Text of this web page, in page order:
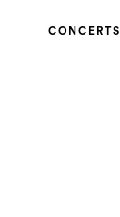
CONCERTS